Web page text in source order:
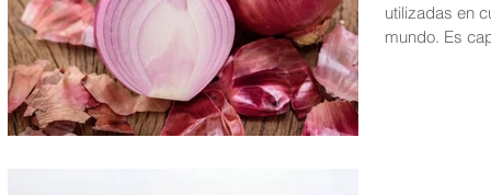
utilizadas en
mundo. Es